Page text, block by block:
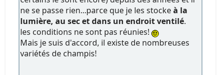
ne se passe rien...parce que je les stockeà la
lumière, au sec et dans un endroit ventilé.
les conditions ne sont pas réunies!
Mais je suis d'accord, il existe de nombreuses
variétés de champis!